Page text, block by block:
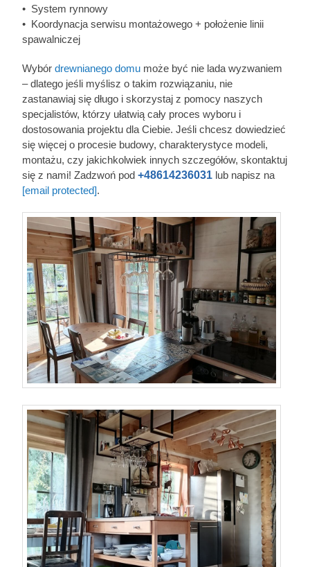
• System rynnowy
• Koordynacja serwisu montażowego + położenie linii
spawalniczej
Wybór drewnianego domu może być nie lada wyzwaniem
– dlatego jeśli myślisz o takim rozwiązaniu, nie
zastanawiaj się długo i skorzystaj z pomocy naszych
specjalistów, którzy ułatwią cały proces wyboru i
dostosowania projektu dla Ciebie. Jeśli chcesz dowiedzieć
się więcej o procesie budowy, charakterystyce modeli,
montażu, czy jakichkolwiek innych szczegółów, skontaktuj
się z nami! Zadzwoń pod +48614236031 lub napisz na
[email protected].